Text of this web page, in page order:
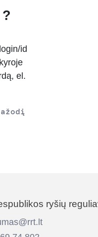
id
el.
ryšių